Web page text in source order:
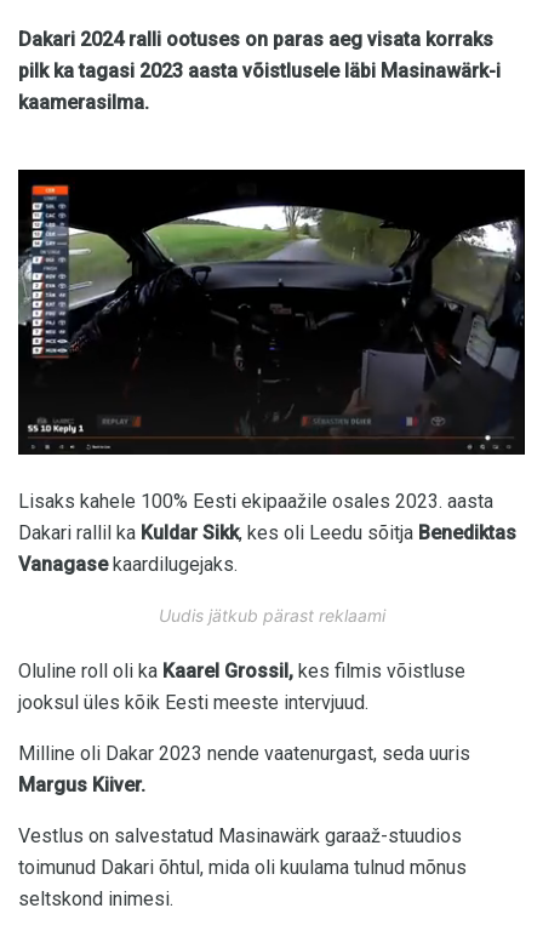
Dakari 2024 ralli ootuses on paras aeg visata korraks
pilk ka tagasi 2023 aasta võistlusele läbi Masinawärk-i
kaamerasilma.
Lisaks kahele 100% Eesti ekipaažile osales 2023. aasta
Dakari rallil ka Kuldar Sikk, kes oli Leedu sõitja Benediktas
Vanagasekaardilugejaks.
Uudis jätkub pärast reklaami
Oluline roll oli ka Kaarel Grossil, kes filmis võistluse
jooksul üles kõik Eesti meeste intervjuud.
Milline oli Dakar 2023 nende vaatenurgast, seda uuris
Margus Kiiver.
Vestlus on salvestatud Masinawärk garaaž-stuudios
toimunud Dakari õhtul, mida oli kuulama tulnud mõnus
seltskond inimesi.